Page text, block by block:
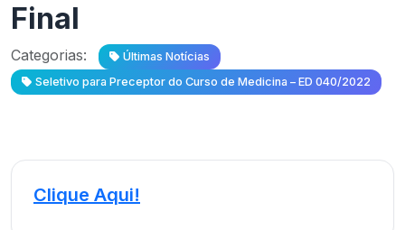
Final
Categorias:
Últimas Notícias
Seletivo para Preceptor do Curso de Medicina – ED 040/2022
Clique Aqui!